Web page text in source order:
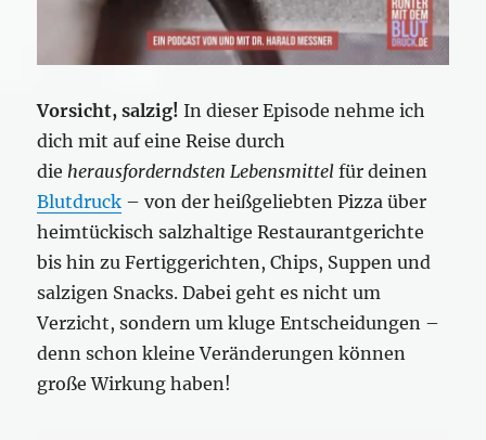
Vorsicht, salzig! In dieser Episode nehme ich
dich mit auf eine Reise durch
dieherausforderndsten Lebensmittel für deinen
Blutdruck – von der heißgeliebten Pizza über
heimtückisch salzhaltige Restaurantgerichte
bis hin zu Fertiggerichten, Chips, Suppen und
salzigen Snacks. Dabei geht es nicht um
Verzicht, sondern um kluge Entscheidungen –
denn schon kleine Veränderungen können
große Wirkung haben!